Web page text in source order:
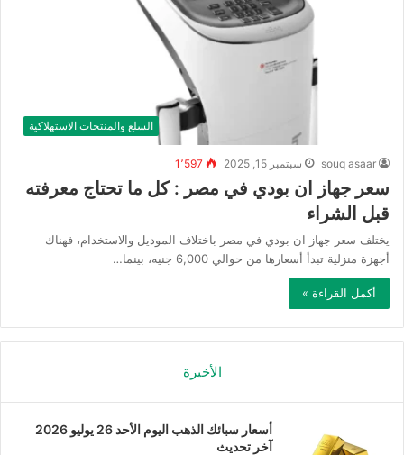
السلع والمنتجات الاستهلاكية
souq asaar سبتمبر 15, 2025 1٬597
سعر جهاز ان بودي في مصر : كل ما تحتاج معرفته
قبل الشراء
يختلف سعر جهاز ان بودي في مصر باختلاف الموديل والاستخدام، فهناك
أجهزة منزلية تبدأ أسعارها من حوالي 6,000 جنيه، بينما…
أكمل القراءة »
الأخيرة
أسعار سبائك الذهب اليوم الأحد 26 يوليو 2026
آخر تحديث